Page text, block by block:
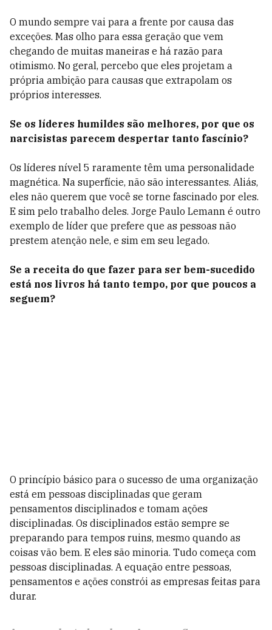
O mundo sempre vai para a frente por causa das
exceções. Mas olho para essa geração que vem
chegando de muitas maneiras e há razão para
otimismo. No geral, percebo que eles projetam a
própria ambição para causas que extrapolam os
próprios interesses.
Se os líderes humildes são melhores, por que os
narcisistas parecem despertar tanto fascínio?
Os líderes nível 5 raramente têm uma personalidade
magnética. Na superfície, não são interessantes. Aliás,
eles não querem que você se torne fascinado por eles.
E sim pelo trabalho deles. Jorge Paulo Lemann é outro
exemplo de líder que prefere que as pessoas não
prestem atenção nele, e sim em seu legado.
Se a receita do que fazer para ser bem-sucedido
está nos livros há tanto tempo, por que poucos a
seguem?
O princípio básico para o sucesso de uma organização
está em pessoas disciplinadas que geram
pensamentos disciplinados e tomam ações
disciplinadas. Os disciplinados estão sempre se
preparando para tempos ruins, mesmo quando as
coisas vão bem. E eles são minoria. Tudo começa com
pessoas disciplinadas. A equação entre pessoas,
pensamentos e ações constrói as empresas feitas para
durar.